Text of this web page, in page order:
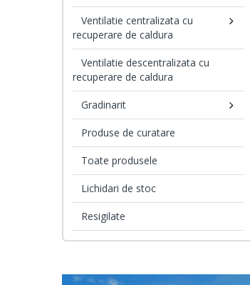
Ventilatie centralizata cu
recuperare de caldura
Ventilatie descentralizata cu
recuperare de caldura
Gradinarit
Produse de curatare
Toate produsele
Lichidari de stoc
Resigilate